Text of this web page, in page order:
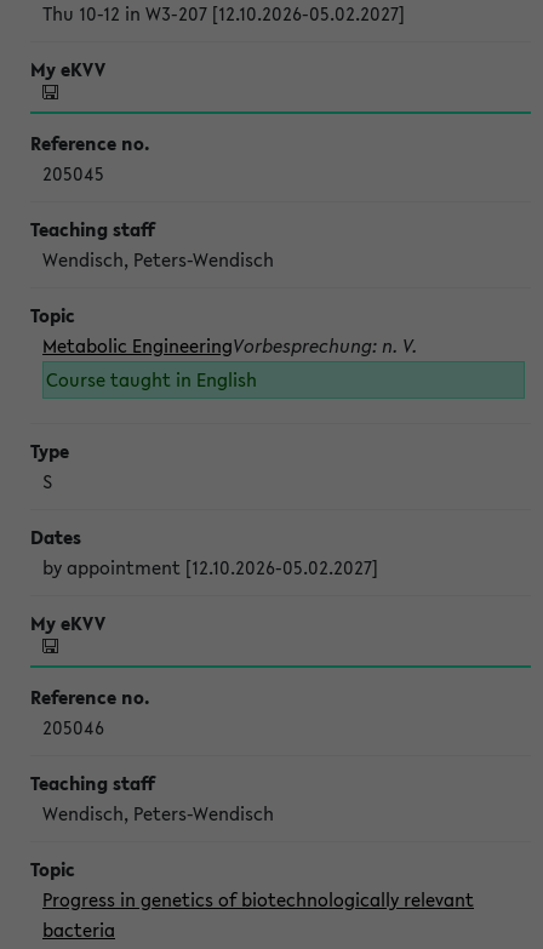
Thu 10-12 in W3-207 [12.10.2026-05.02.2027]
205045
Wendisch, Peters-Wendisch
Metabolic EngineeringVorbesprechung: n. V.
Course taught in English
S
by appointment [12.10.2026-05.02.2027]
205046
Wendisch, Peters-Wendisch
Progress in genetics of biotechnologically relevant
bacteria